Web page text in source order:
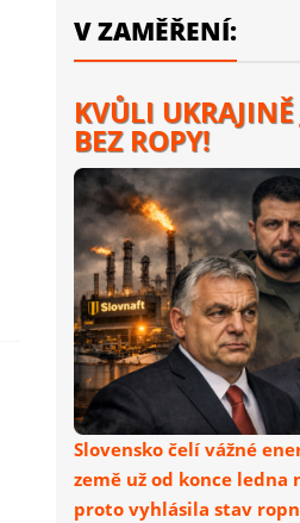
V ZAMĚŘENÍ:
KVŮLI
BEZ ROPY!
Slovensko čelí vážné
země už od konce
proto vyhlásila stav